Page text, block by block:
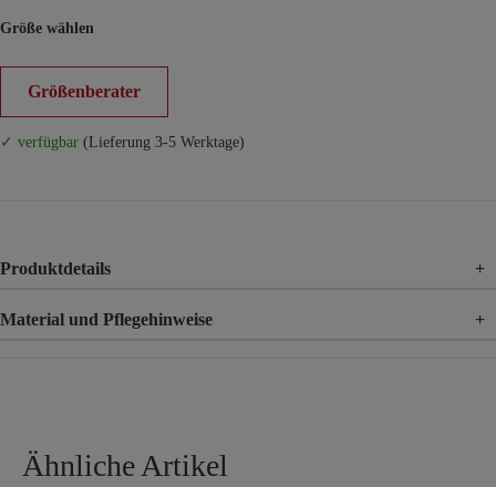
Größe wählen
Größenberater
✓ verfügbar (Lieferung 3-5 Werktage)
Produktdetails +
Material und Pflegehinweise +
Ähnliche Artikel